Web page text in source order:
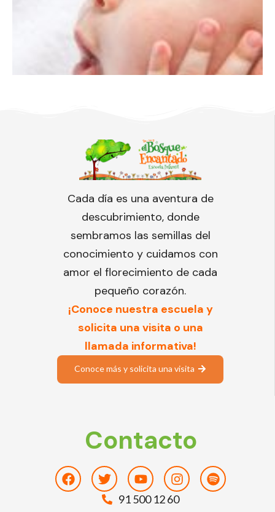
Cada día es una aventura de
descubrimiento, donde
sembramos las semillas del
conocimiento y cuidamos con
amor el florecimiento de cada
pequeño corazón.
¡Conoce nuestra escuela y
solicita una visita o una
llamada informativa!
Conoce más y solicita una visita
Contacto
FacebookTwitterYoutubeInstagramSpotify
91 500 12 60